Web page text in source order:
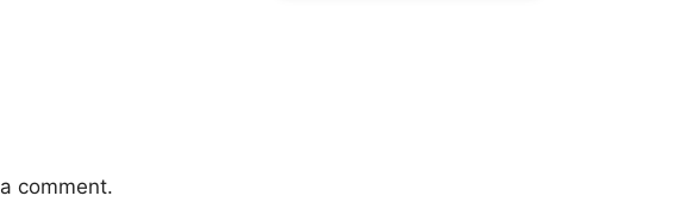
comment.